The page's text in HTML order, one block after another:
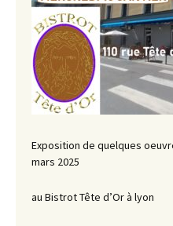
Exposition de quelques
mars 2025
au Bistrot Tête d’Or à lyon